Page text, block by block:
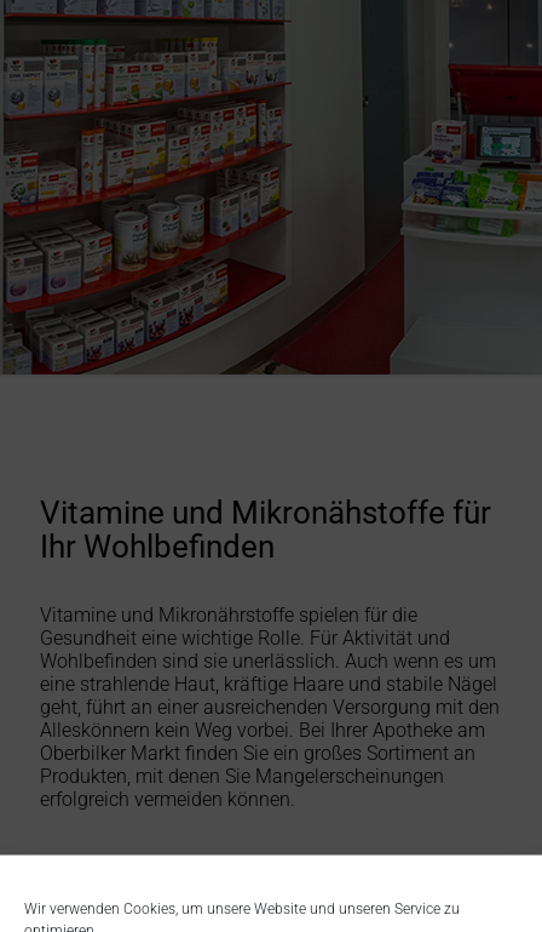
Wir verwenden Cookies, um unsere Website und unseren Service zu
Vitamine und Mikronähstoffe für
Ihr Wohlbefinden
Vitamine und Mikronährstoffe spielen für die
Gesundheit eine wichtige Rolle. Für Aktivität und
Wohlbefinden sind sie unerlässlich. Auch wenn es um
eine strahlende Haut, kräftige Haare und stabile Nägel
geht, führt an einer ausreichenden Versorgung mit den
Alleskönnern kein Weg vorbei. Bei Ihrer Apotheke am
Oberbilker Markt finden Sie ein großes Sortiment an
Produkten, mit denen Sie Mangelerscheinungen
erfolgreich vermeiden können.